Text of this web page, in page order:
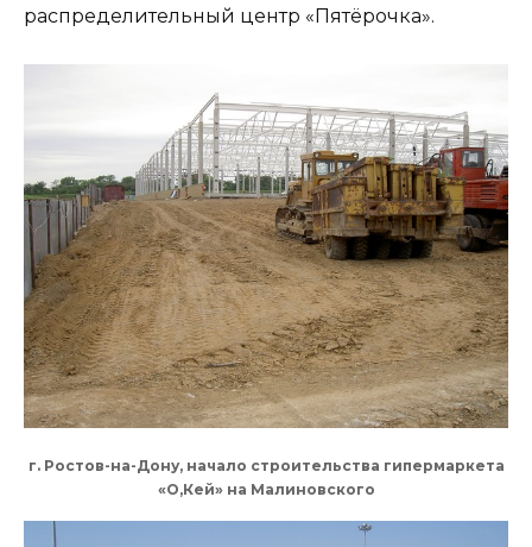
распределительный центр «Пятёрочка».
г. Ростов-на-Дону, начало строительства гипермаркета
«О,Кей» на Малиновского